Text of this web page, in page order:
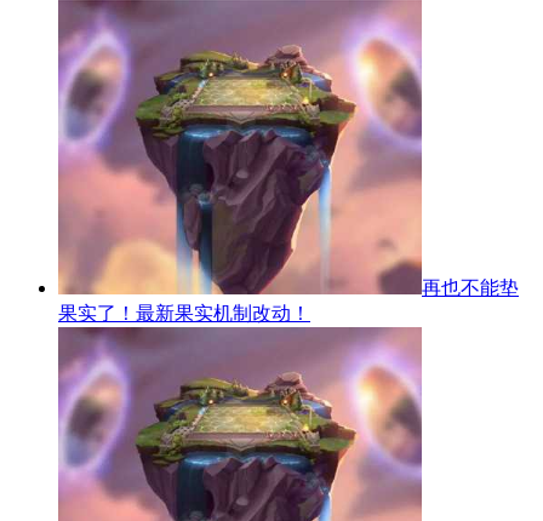
再也不能垫
果实了！最新果实机制改动！